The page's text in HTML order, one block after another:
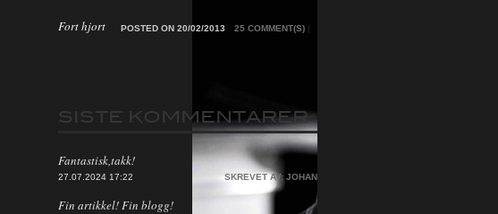
Fort hjort 25 COMMENT(S) |
POSTED ON 20/02/2013
SISTE KOMMENTARER
Fantastisk,takk!
27.07.2024 17:22 SKREVET AV: JOHAN
Fin artikkel! Fin blogg!